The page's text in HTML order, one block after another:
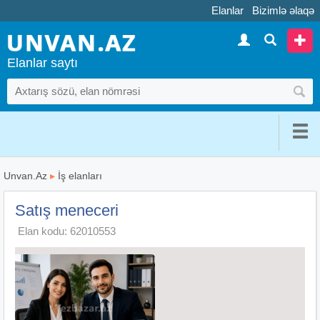
Elanlar Bizimlə əlaqə
Elanlar saytı
Unvan.Az ▸ İş elanları
Satış meneceri
Elan kodu: 62010553